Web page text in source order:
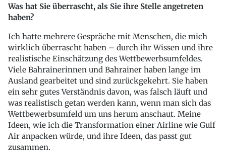
Was hat Sie überrascht, als Sie ihre Stelle angetreten
haben?
Ich hatte mehrere Gespräche mit Menschen, die mich
wirklich überrascht haben – durch ihr Wissen und ihre
realistische Einschätzung des Wettbewerbsumfeldes.
Viele Bahrainerinnen und Bahrainer haben lange im
Ausland gearbeitet und sind zurückgekehrt. Sie haben
ein sehr gutes Verständnis davon, was falsch läuft und
was realistisch getan werden kann, wenn man sich das
Wettbewerbsumfeld um uns herum anschaut. Meine
Ideen, wie ich die Transformation einer Airline wie Gulf
Air anpacken würde, und ihre Ideen, das passt gut
zusammen.